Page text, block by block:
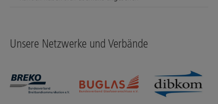
Unsere Netzwerke und Verbände